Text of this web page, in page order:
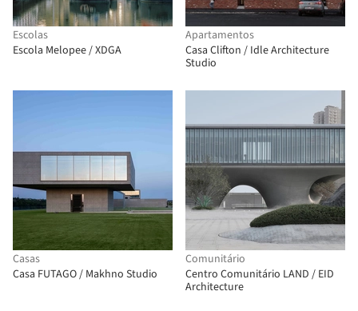
Escolas
Escola Melopee / XDGA
Apartamentos
Casa Clifton / Idle Architecture
Studio
Casas
Casa FUTAGO / Makhno Studio
Comunitário
Centro Comunitário LAND / EID
Architecture